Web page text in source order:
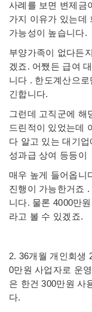
사례를 보면 변제금
가지 이유가 있는데
가능성이 높습니다.
부양가족이 없다든
겠죠. 어쨌든 급여
니다 . 한도계산으
긴합니다.
그런데 고직군에 해
드린적이 있었는데
다 알고 있는 대기
성과급 상여 등등이
매우 높게 들어옵니
진행이 가능한거죠
니다. 물론 4000만
라고 볼 수 있겠죠.
2. 36개월 개인회생
0만원 사업자로 운
은 한건 300만원 사
다.